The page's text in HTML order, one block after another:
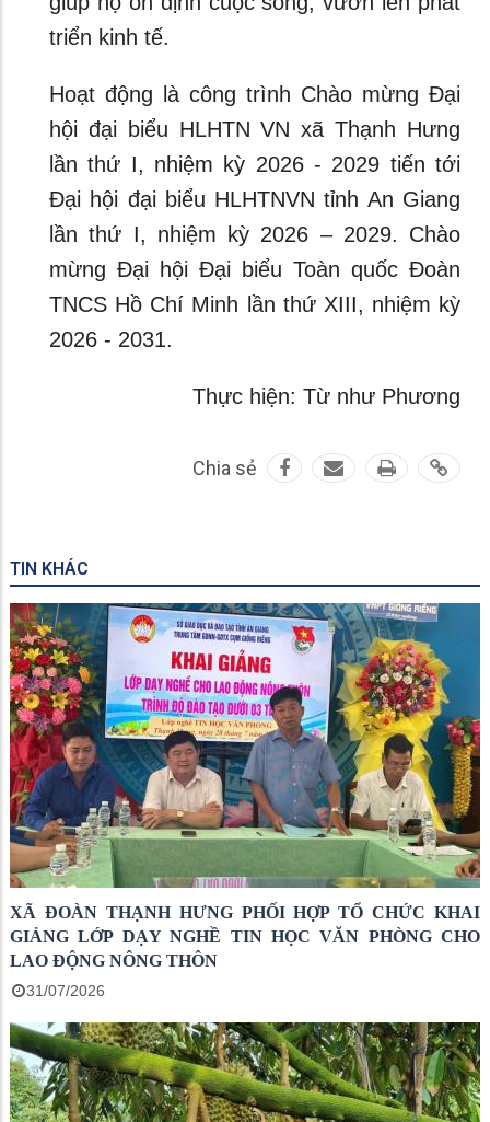
triển kinh tế.
Hoạt động là công trình Chào mừng Đại
hội đại biểu HLHTN VN xã Thạnh Hưng
lần thứ I, nhiệm kỳ 2026 - 2029 tiến tới
Đại hội đại biểu HLHTNVN tỉnh An Giang
lần thứ I, nhiệm kỳ 2026 – 2029. Chào
mừng Đại hội Đại biểu Toàn quốc Đoàn
TNCS Hồ Chí Minh lần thứ XIII, nhiệm kỳ
2026 - 2031.
Thực hiện: Từ như Phương
Chia sẻ
TIN KHÁC
XÃ ĐOÀN THẠNH HƯNG PHỐI HỢP TỔ CHỨC KHAI
GIẢNG LỚP DẠY NGHỀ TIN HỌC VĂN PHÒNG CHO
LAO ĐỘNG NÔNG THÔN
31/07/2026